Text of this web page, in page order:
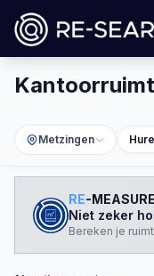
Metzingen
RE-MEASURE
Niet zeker
Bereken je